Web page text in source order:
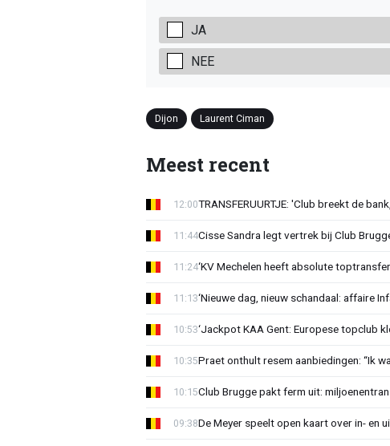
JA
NEE
Dijon Laurent Ciman
Meest recent
TRANSFERUURTJE: 'Club breekt de
12:00
Cisse Sandra legt vertrek bij Club
11:44
‘KV Mechelen heeft absolute toptransfer
11:24
‘Nieuwe dag, nieuw schandaal: affaire
11:13
‘Jackpot KAA Gent: Europese topclub
10:53
Praet onthult resem aanbiedingen: “Ik
10:35
Club Brugge pakt ferm uit:
10:15
De Meyer speelt open kaart over in- en
09:38